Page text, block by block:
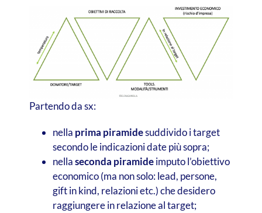
Partendo da sx:
nella prima piramidesuddivido i target
secondo le indicazioni date più sopra;
nellaseconda piramideimputo l’obiettivo
economico (ma non solo: lead, persone,
gift in kind, relazioni etc.) che desidero
raggiungere in relazione al target;